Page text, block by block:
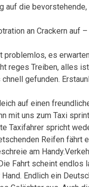
auf die
an Crackern auf
problemlos, es
reges Treiben, alles
gefunden.
auf einen
mit uns zum Taxi
Taxifahrer spricht
Reifen fährt
am
Fahrt scheint endlos
Endlich ein